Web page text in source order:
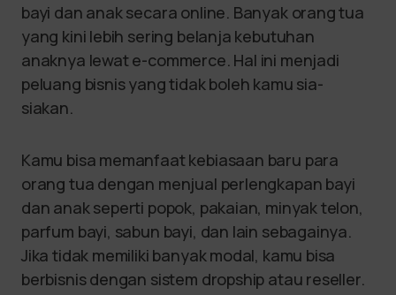
bayi dan anak secara online. Banyak orang tua
yang kini lebih sering belanja kebutuhan
anaknya lewat e-commerce. Hal ini menjadi
peluang bisnis yang tidak boleh kamu sia-
siakan.
Kamu bisa memanfaat kebiasaan baru para
orang tua dengan menjual perlengkapan bayi
dan anak seperti popok, pakaian, minyak telon,
parfum bayi, sabun bayi, dan lain sebagainya.
Jika tidak memiliki banyak modal, kamu bisa
berbisnis dengan sistem dropship atau reseller.